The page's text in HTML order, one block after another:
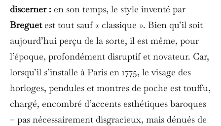
discerner : en son temps, le style inventé par
Breguetest tout sauf « classique ». Bien qu’il soit
aujourd’hui perçu de la sorte, il est même, pour
l’époque, profondément disruptif et novateur. Car,
lorsqu’il s’installe à Paris en 1775, le visage des
horloges, pendules et montres de poche est touffu,
chargé, encombré d’accents esthétiques baroques
– pas nécessairement disgracieux, mais dénués de